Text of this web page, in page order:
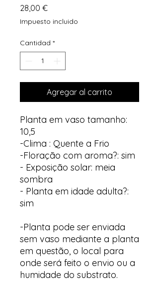
28,00 €Precio
Impuesto incluido
Cantidad *
Agregar al carrito
Planta em vaso tamanho:
10,5
-Clima : Quente a Frio
-Floração com aroma?: sim
- Exposição solar: meia
sombra
- Planta em idade adulta?:
sim
-Planta pode ser enviada
sem vaso mediante a planta
em questão, o local para
onde será feito o envio ou a
humidade do substrato.